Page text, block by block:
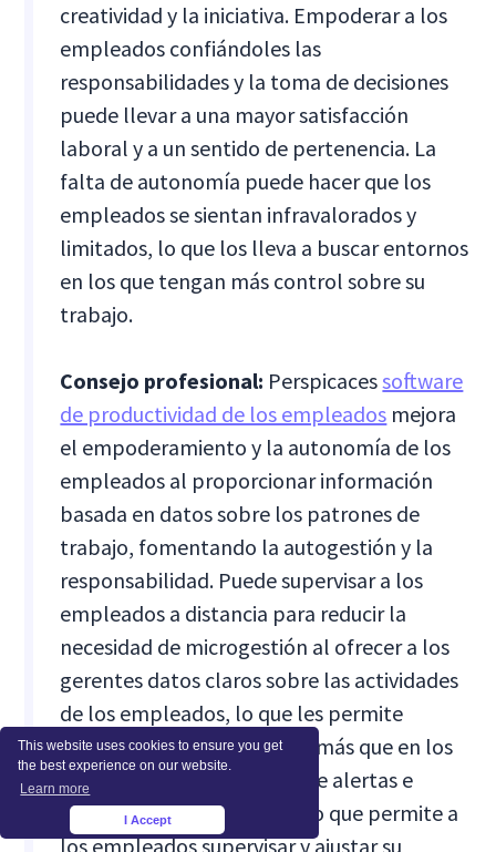
This website uses cookies to ensure you get
the best experience on our website.
Learn more
I Accept
creatividad y la iniciativa. Empoderar a los
empleados confiándoles las
responsabilidades y la toma de decisiones
puede llevar a una mayor satisfacción
laboral y a un sentido de pertenencia. La
falta de autonomía puede hacer que los
empleados se sientan infravalorados y
limitados, lo que los lleva a buscar entornos
en los que tengan más control sobre su
trabajo.
Consejo profesional: Perspicacessoftware
de productividad de los empleados mejora
el empoderamiento y la autonomía de los
empleados al proporcionar información
basada en datos sobre los patrones de
trabajo, fomentando la autogestión y la
responsabilidad. Puede supervisar a los
empleados a distancia para reducir la
necesidad de microgestión al ofrecer a los
gerentes datos claros sobre las actividades
de los empleados, lo que les permite
centrarse en los resultados más que en los
procesos. El software admite alertas e
informes personalizables, lo que permite a
los empleados supervisar y ajustar su